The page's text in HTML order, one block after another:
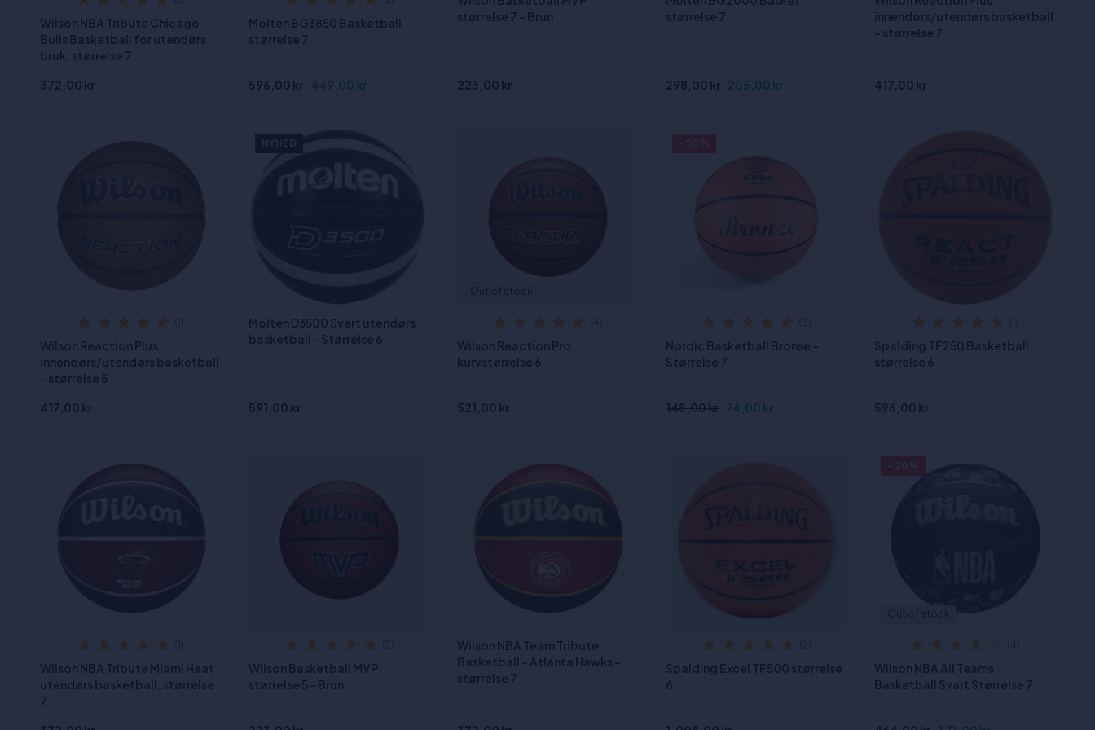
Wilson NBA Tribute Chicago
Bulls Basketball for utendørs
bruk, størrelse 7
372,00 kr
Molten BG3850 Basketball
størrelse 7
596,00 kr 449,00 kr
størrelse 7 - Brun
223,00 kr
størrelse 7
298,00 kr 205,00 kr
innendørs/utendørs basketball
- størrelse 7
417,00 kr
Wilson Reaction Plus
innendørs/utendørs basketball
- størrelse 5
417,00 kr
NYHED
Molten D3500 Svart utendørs
basketball – Størrelse 6
591,00 kr
Wilson Reaction Pro
kurvstørrelse 6
521,00 kr
Nordic Basketball Bronse -
Størrelse 7
148,00 kr 74,00 kr
Spalding TF250 Basketball
størrelse 6
596,00 kr
Wilson NBA Tribute Miami Heat
utendørs basketball, størrelse
7
Wilson Basketball MVP
størrelse 5 - Brun
Wilson NBA Team Tribute
Basketball - Atlanta Hawks -
størrelse 7
Spalding Excel TF500 størrelse
6
Wilson NBA All Teams
Basketball Svart Størrelse 7